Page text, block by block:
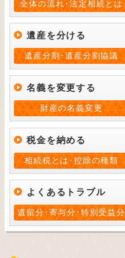
全体の流れ･法定相続とは
遺産を分ける
遺産分割･遺産分割協議
名義を変更する
財産の名義変更
税金を納める
相続税とは･控除の種類
よくあるトラブル
遺留分･寄与分･特別受益分